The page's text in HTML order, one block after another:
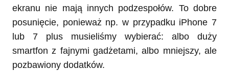
ekranu nie mają innych podzespołów. To dobre
posunięcie, ponieważ np. w przypadku iPhone 7
lub 7 plus musieliśmy wybierać: albo duży
smartfon z fajnymi gadżetami, albo mniejszy, ale
pozbawiony dodatków.